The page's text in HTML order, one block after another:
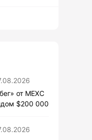
от MEXC
$200 000